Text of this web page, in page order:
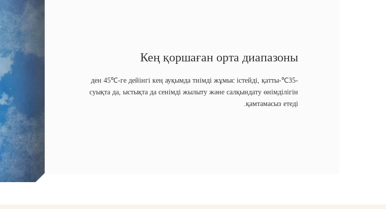
Кең қоршаған орта диапазоны
-35℃-ден 45℃-ге дейінгі кең ауқымда тиімді жұмыс істейді, қатты
суықта да, ыстықта да сенімді жылыту және салқындату өнімділігін
қамтамасыз етеді.